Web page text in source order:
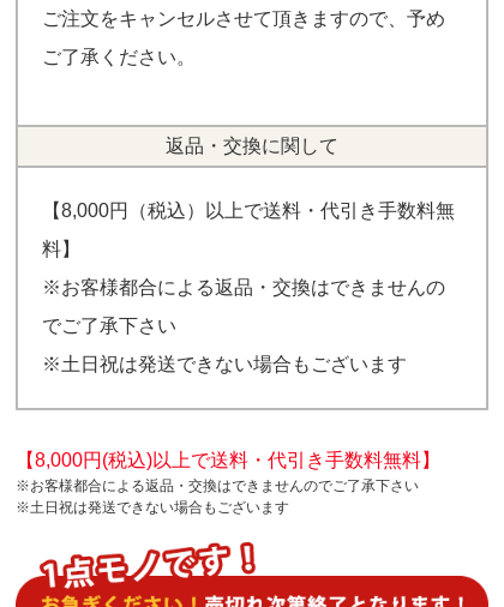
ご注文をキャンセルさせて頂きますので、予め
ご了承ください。
返品・交換に関して
【8,000円（税込）以上で送料・代引き手数料無
料】
※お客様都合による返品・交換はできませんの
でご了承下さい
※土日祝は発送できない場合もございます
【8,000円(税込)以上で送料・代引き手数料無料】
※お客様都合による返品・交換はできませんのでご了承下さい
※土日祝は発送できない場合もございます